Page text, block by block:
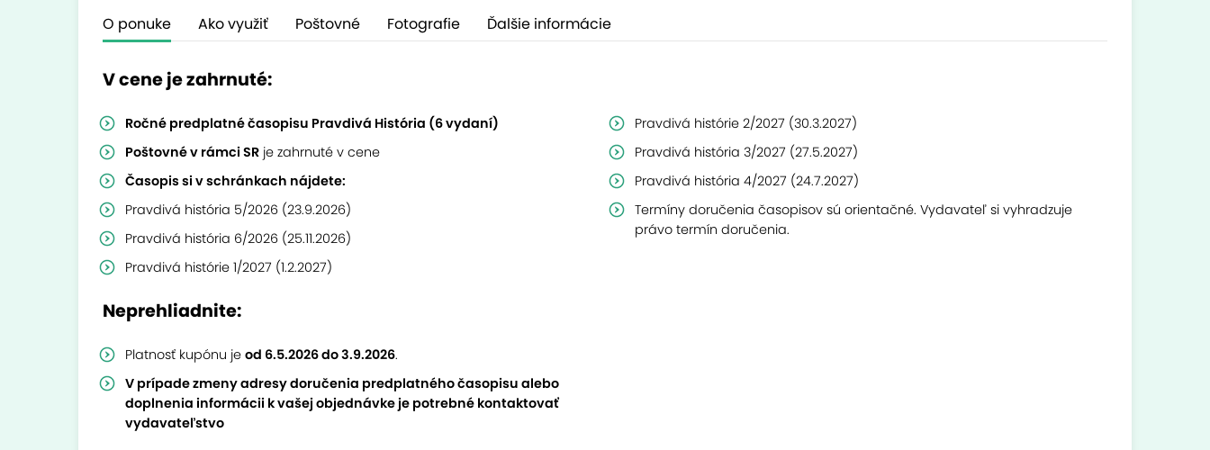
O ponuke Ako využiť Poštovné Fotografie Ďalšie informácie
V cene je zahrnuté:
Ročné predplatné časopisu Pravdivá História (6 vydaní)
Poštovné v rámci SR je zahrnuté v cene
Časopis si v schránkach nájdete:
Pravdivá história 5/2026 (23.9.2026)
Pravdivá história 6/2026 (25.11.2026)
Pravdivá histórie 1/2027 (1.2.2027)
Pravdivá histórie 2/2027 (30.3.2027)
Pravdivá história 3/2027 (27.5.2027)
Pravdivá história 4/2027 (24.7.2027)
Termíny doručenia časopisov sú orientačné. Vydavateľ si vyhradzuje
právo termín doručenia.
Neprehliadnite:
Platnosť kupónu je od 6.5.2026 do 3.9.2026.
V prípade zmeny adresy doručenia predplatného časopisu alebo
doplnenia informácii k vašej objednávke je potrebné kontaktovať
vydavateľstvo